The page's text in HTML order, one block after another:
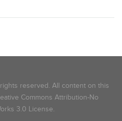
reserved. All content on this
Commons Attribution-No
3.0 License.